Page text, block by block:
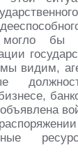
могло бы
видим,